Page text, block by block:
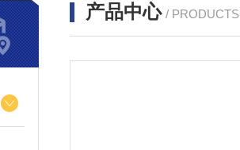
产品中心 / PRODUCTS